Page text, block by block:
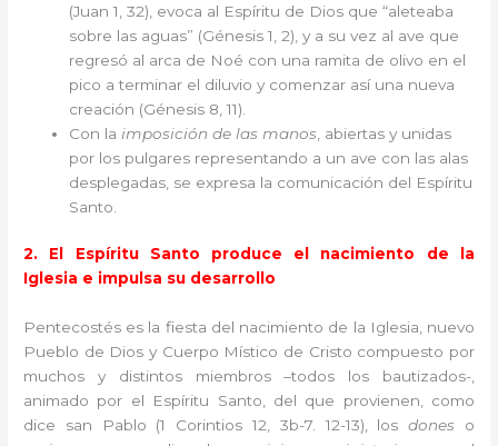
(Juan 1, 32), evoca al Espíritu de Dios que “aleteaba
sobre las aguas” (Génesis 1, 2), y a su vez al ave que
regresó al arca de Noé con una ramita de olivo en el
pico a terminar el diluvio y comenzar así una nueva
creación (Génesis 8, 11).
Con la imposición de las manos , abiertas y unidas
por los pulgares representando a un ave con las alas
desplegadas, se expresa la comunicación del Espíritu
Santo.
2. El Espíritu Santo produce el nacimiento de la
Iglesia e impulsa su desarrollo
Pentecostés es la fiesta del nacimiento de la Iglesia, nuevo
Pueblo de Dios y Cuerpo Místico de Cristo compuesto por
muchos y distintos miembros –todos los bautizados-,
animado por el Espíritu Santo, del que provienen, como
dice san Pablo (1 Corintios 12, 3b-7. 12-13), losdones o